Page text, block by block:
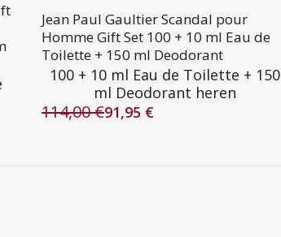
Jean Paul Gaultier Scandal pour
Homme Gift Set 100 + 10 ml Eau de
Toilette + 150 ml Deodorant
100 + 10 ml Eau de Toilette + 150
ml Deodorant heren
114,00€
Oorspronkelijke
91,95 €
Huidige